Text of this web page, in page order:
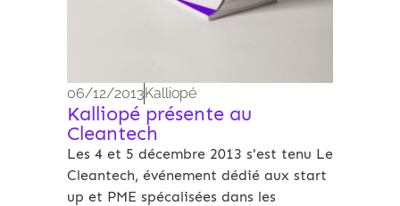
06/12/2013Kalliopé
Kalliopé présente au
Cleantech
Les 4 et 5 décembre 2013 s'est tenu Le
Cleantech, événement dédié aux start
up et PME spécalisées dans les